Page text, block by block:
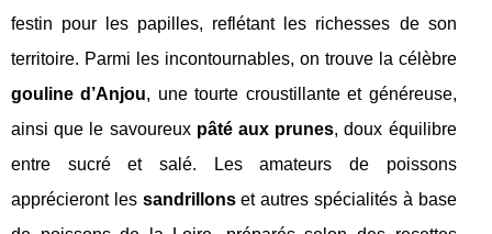
festin pour les papilles, reflétant les richesses de son
territoire. Parmi les incontournables, on trouve la célèbre
gouline d’Anjou, une tourte croustillante et généreuse,
ainsi que le savoureux pâté aux prunes, doux équilibre
entre sucré et salé. Les amateurs de poissons
apprécieront les sandrillonset autres spécialités à base